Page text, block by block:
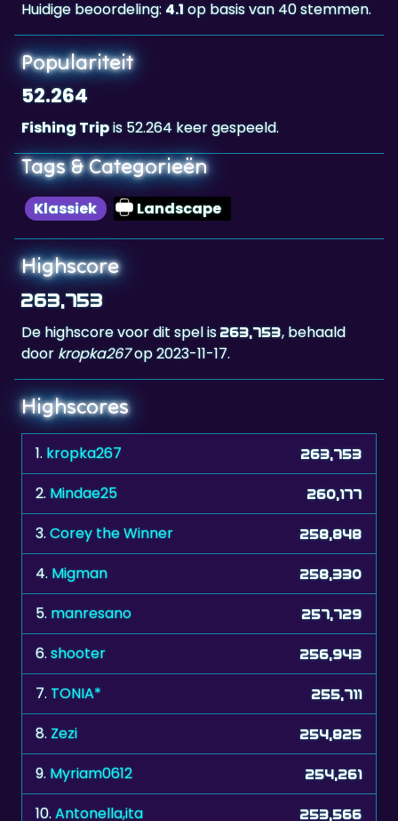
Populariteit
52.264
Fishing Tripis 52.264 keer gespeeld.
Tags & Categorieën
Klassiek Landscape
Highscore
263,753
De highscore voor dit spel is
doorkropka267
Highscores
1.kropka267
2.Mindae25 260,177
3. Corey the Winner 258,848
4.Migman 258,330
5. manresano 257,729
6. shooter 256,943
7. TONIA* 255,711
8. Zezi 254,825
9. Myriam0612 254,261
10.Antonella,ita 253,566
11. AEK21 251,756